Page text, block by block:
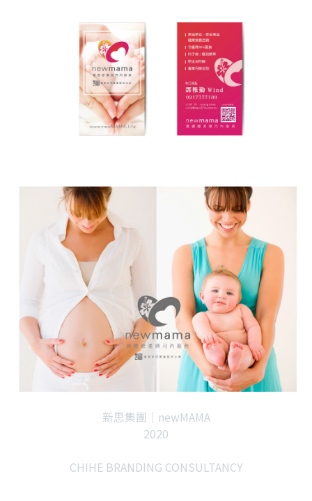
新思集團｜newMAMA
2020
CHIHE BRANDING CONSULTANCY